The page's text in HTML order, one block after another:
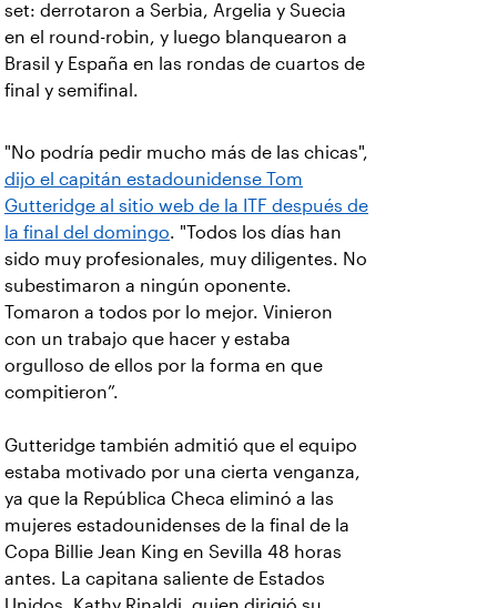
set: derrotaron a Serbia, Argelia y Suecia
en el round-robin, y luego blanquearon a
Brasil y España en las rondas de cuartos de
final y semifinal.
"No podría pedir mucho más de las chicas",
dijo el capitán estadounidense Tom
Gutteridge al sitio web de la ITF después de
la final del domingo. "Todos los días han
sido muy profesionales, muy diligentes. No
subestimaron a ningún oponente.
Tomaron a todos por lo mejor. Vinieron
con un trabajo que hacer y estaba
orgulloso de ellos por la forma en que
compitieron”.
Gutteridge también admitió que el equipo
estaba motivado por una cierta venganza,
ya que la República Checa eliminó a las
mujeres estadounidenses de la final de la
Copa Billie Jean King en Sevilla 48 horas
antes. La capitana saliente de Estados